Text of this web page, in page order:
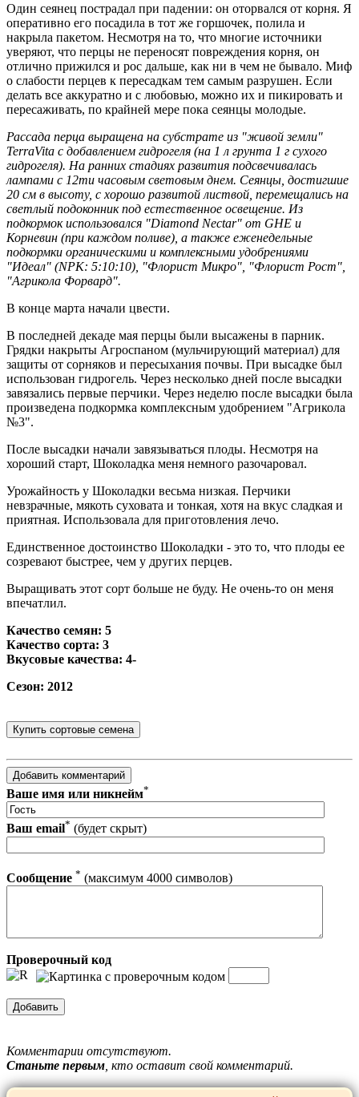
Один сеянец пострадал при падении: он оторвался от корня. Я
оперативно его посадила в тот же горшочек, полила и
накрыла пакетом. Несмотря на то, что многие источники
уверяют, что перцы не переносят повреждения корня, он
отлично прижился и рос дальше, как ни в чем не бывало. Миф
о слабости перцев к пересадкам тем самым разрушен. Если
делать все аккуратно и с любовью, можно их и пикировать и
пересаживать, по крайней мере пока сеянцы молодые.
Рассада перца выращена на субстрате из "живой земли"
TerraVita с добавлением гидрогеля (на 1 л грунта 1 г сухого
гидрогеля). На ранних стадиях развития подсвечивалась
лампами с 12ти часовым световым днем. Сеянцы, достигшие
20 см в высоту, с хорошо развитой листвой, перемещались на
светлый подоконник под естественное освещение. Из
подкормок использовался "Diamond Nectar" от GHE и
Корневин (при каждом поливе), а также еженедельные
подкормки органическими и комплексными удобрениями
"Идеал" (NPK: 5:10:10), "Флорист Микро", "Флорист Рост",
"Агрикола Форвард".
В конце марта начали цвести.
В последней декаде мая перцы были высажены в парник.
Грядки накрыты Агроспаном (мульчирующий материал) для
защиты от сорняков и пересыхания почвы. При высадке был
использован гидрогель. Через несколько дней после высадки
завязались первые перчики. Через неделю после высадки была
произведена подкормка комплексным удобрением "Агрикола
№3".
После высадки начали завязываться плоды. Несмотря на
хороший старт, Шоколадка меня немного разочаровал.
Урожайность у Шоколадки весьма низкая. Перчики
невзрачные, мякоть суховата и тонкая, хотя на вкус сладкая и
приятная. Использовала для приготовления лечо.
Единственное достоинство Шоколадки - это то, что плоды ее
созревают быстрее, чем у других перцев.
Выращивать этот сорт больше не буду. Не очень-то он меня
впечатлил.
Качество семян: 5
Качество сорта: 3
Вкусовые качества: 4-
Сезон: 2012
Ваше имя или никнейм*
Ваш email* (будет скрыт)
Сообщение * (максимум 4000 символов)
Проверочный код
Комментарии отсутствуют.
Станьте первым , кто оставит свой комментарий.